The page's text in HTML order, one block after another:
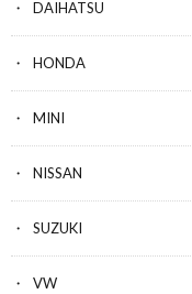
DAIHATSU
HONDA
MINI
NISSAN
SUZUKI
VW